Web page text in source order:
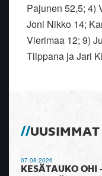
Pajunen 52,5; 4)
Joni Nikko 14;
Vierimaa 12; 9)
Tiippana ja Jari
UUSIMMAT
07.08.2026
KESÄTAUKO OHI